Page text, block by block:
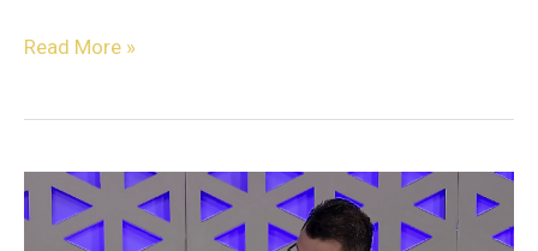
Read More »
24
Анализа